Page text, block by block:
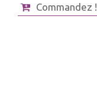
Commandez !